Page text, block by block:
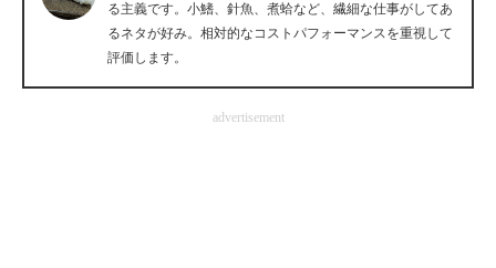
AI活用のいまが分かる
経営リーダーのコミュニティ
る主義です。小鰭、針魚、煮蛤など、繊細な仕事がしてあ
るネタが好み。相対的なコストパフォーマンスを重視して
評価します。
advertisement